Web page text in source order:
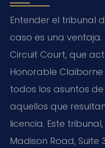
Entender el tribunal
caso es una ventaja.
Circuit Court, que
Honorable Claiborne
todos los asuntos
aquellos que
licencia. Este tribunal,
Madison Road, Suite